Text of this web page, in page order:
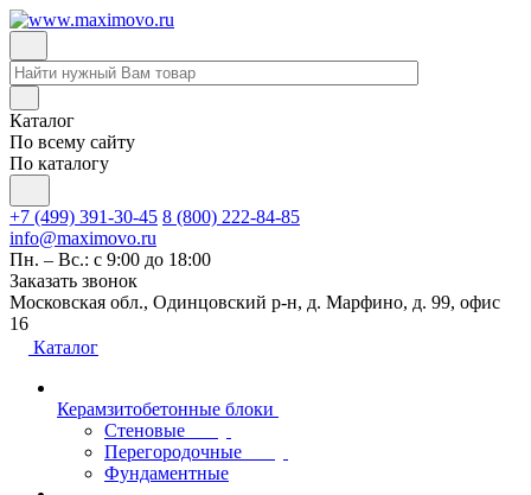
Каталог
По всему сайту
По каталогу
+7 (499) 391-30-45 8 (800) 222-84-85
info@maximovo.ru
Пн. – Вс.: с 9:00 до 18:00
Заказать звонок
Московская обл., Одинцовский р-н, д. Марфино, д. 99, офис
16
Каталог
Керамзитобетонные блоки
Стеновые
Перегородочные
Фундаментные